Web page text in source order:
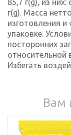
85,7 г(g), из
г(g). Масса
изготовления и
упаковке.
посторонних
относительной
Избегать
Вам